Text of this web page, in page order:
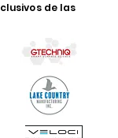
de las